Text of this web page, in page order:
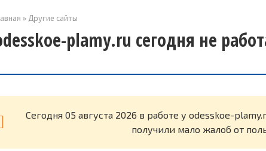
» Другие сайты
plamy.ru сегодня не
Cегодня 05 августа 2026 в работе у odesskoe-
получили мало жалоб от